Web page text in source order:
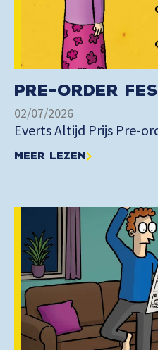
Pre-order
02/07/2026
Everts Altijd Prijs Pre-
Meer lezen